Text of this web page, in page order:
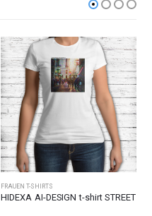
FRAUEN T-SHIRTS
HIDEXA AI-DESIGN t-shirt STREET